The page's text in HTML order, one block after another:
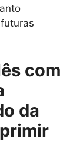
com
da